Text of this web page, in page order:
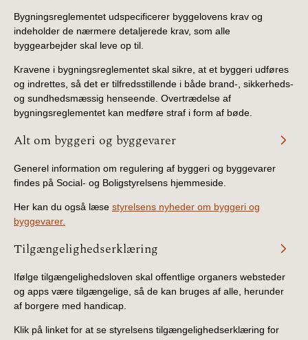
Bygningsreglementet udspecificerer byggelovens krav og
indeholder de nærmere detaljerede krav, som alle
byggearbejder skal leve op til.
Kravene i bygningsreglementet skal sikre, at et byggeri udføres
og indrettes, så det er tilfredsstillende i både brand-, sikkerheds-
og sundhedsmæssig henseende. Overtrædelse af
bygningsreglementet kan medføre straf i form af bøde.
Alt om byggeri og byggevarer
Generel information om regulering af byggeri og byggevarer
findes på Social- og Boligstyrelsens hjemmeside.
Her kan du også læse styrelsens nyheder om byggeri og
byggevarer.
Tilgængelighedserklæring
Ifølge tilgængelighedsloven skal offentlige organers websteder
og apps være tilgængelige, så de kan bruges af alle, herunder
af borgere med handicap.
Klik på linket for at se styrelsens tilgængelighedserklæring for